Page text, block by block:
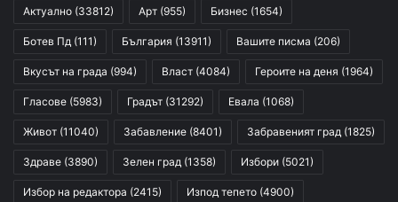
Актуално (33812) Арт (955) Бизнес (1654)
Ботев Пд (111) България (13911) Вашите писма (206)
Вкусът на града (994) Власт (4084) Героите на деня (1964)
Гласове (5983) Градът (31292) Евала (1068)
Живот (11040) Забавление (8401) Забравеният град (1825)
Здраве (3890) Зелен град (1358) Избори (5021)
Избор на редактора (2415) Изпод тепето (4900)